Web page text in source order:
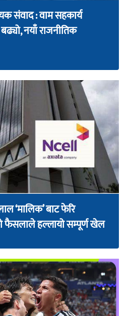
संवाद : वाम सहकार्य
नयाँ राजनीतिक
‘मालिक’ बाट फेरि
फैसलाले हल्लायो सम्पूर्ण खेल